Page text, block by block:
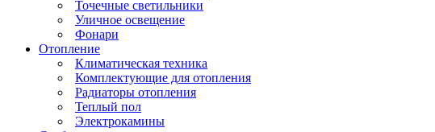
Точечные светильники
Уличное освещение
Фонари
Отопление
Климатическая техника
Комплектующие для отопления
Радиаторы отопления
Теплый пол
Электрокамины